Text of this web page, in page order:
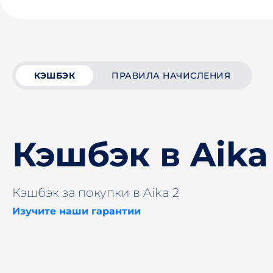
КЭШБЭК ПРАВИЛА НАЧИСЛЕНИЯ
Кэшбэк в
Кэшбэк за покупки в Aika 2
Изучите наши гарантии